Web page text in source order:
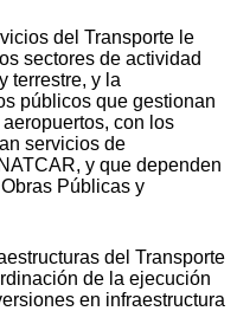
del Transporte le
sectores de actividad
terrestre, y la
públicos que gestionan
con los
servicios de
y que dependen
Públicas y
del Transporte
de la ejecución
en infraestructura